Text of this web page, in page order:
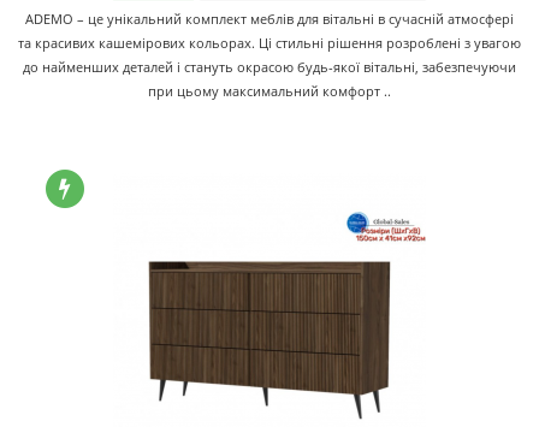
ADEMO – це унікальний комплект меблів для вітальні в сучасній атмосфері
та красивих кашемірових кольорах. Ці стильні рішення розроблені з увагою
до найменших деталей і стануть окрасою будь-якої вітальні, забезпечуючи
при цьому максимальний комфорт ..